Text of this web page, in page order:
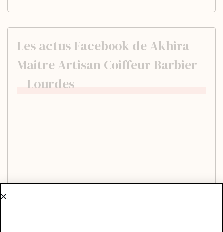
Les actus Facebook de Akhira
Maitre Artisan Coiffeur Barbier
– Lourdes